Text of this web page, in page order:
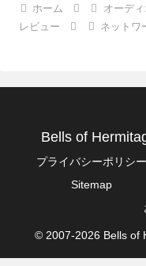
ホーム オーデ
レビュー
ネットワ
Bells of
プライバシーポリシー
Sitemap
© 2007-2026 Bells of